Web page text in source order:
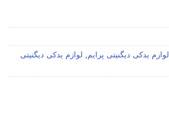
لوازم یدکی دیگنیتی پرایم, لوازم یدکی دیگنیتی